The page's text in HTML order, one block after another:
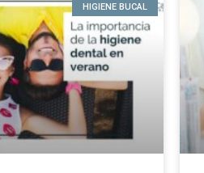
HIGIENE BUCAL